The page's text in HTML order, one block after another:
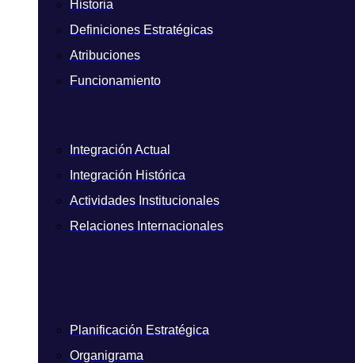
Historia
Definiciones Estratégicas
Atribuciones
Funcionamiento
Integración Actual
Integración Histórica
Actividades Institucionales
Relaciones Internacionales
Planificación Estratégica
Organigrama